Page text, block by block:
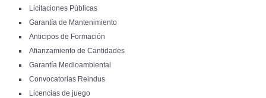
CONVOCATORIAS REINDUS
LICENCIAS DE JUEGO
PUNTO DE CONEXIÓN A RED
AVALES ANTE ADUANAS
APLAZAMIENTO DE IMPUESTOS
SUSTITUCIÓN AVAL BANCARIO
AVALES PARA ETT
GARANTÍAS INTERNACIONALES
AVALES ANTE OMIE
Licitaciones Públicas
Garantía de Mantenimiento
Anticipos de Formación
Afianzamiento de Cantidades
Garantía Medioambiental
Convocatorias Reindus
Licencias de juego